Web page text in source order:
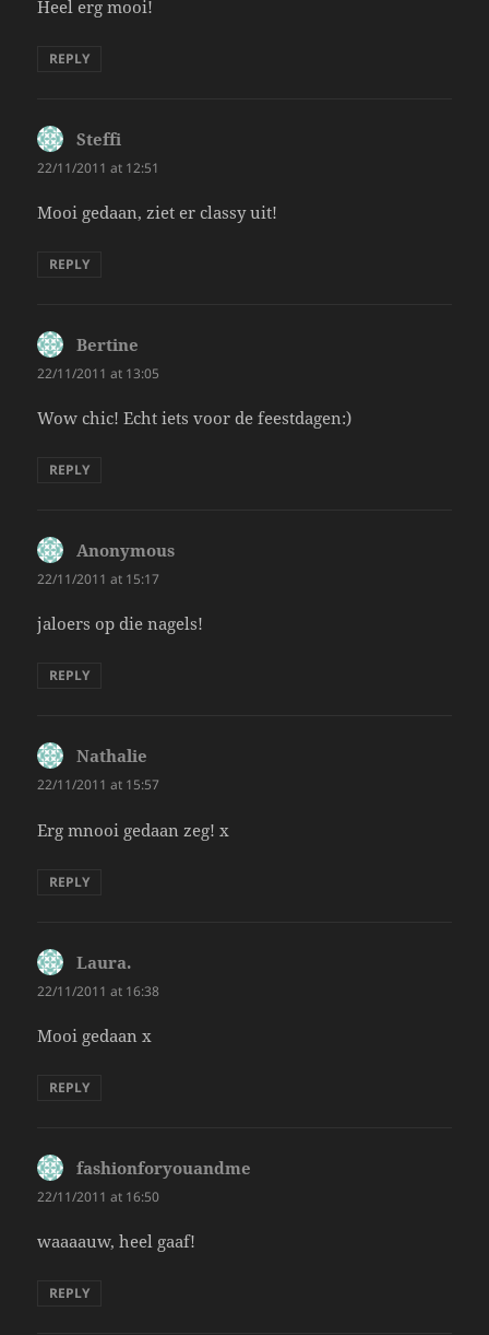
Heel erg mooi!
REPLY
Steffi
22/11/2011 at 12:51
Mooi gedaan, ziet er classy uit!
REPLY
Bertine
22/11/2011 at 13:05
Wow chic! Echt iets voor de feestdagen:)
REPLY
Anonymous
22/11/2011 at 15:17
jaloers op die nagels!
REPLY
Nathalie
22/11/2011 at 15:57
Erg mnooi gedaan zeg! x
REPLY
Laura.
22/11/2011 at 16:38
Mooi gedaan x
REPLY
fashionforyouandme
22/11/2011 at 16:50
waaaauw, heel gaaf!
REPLY